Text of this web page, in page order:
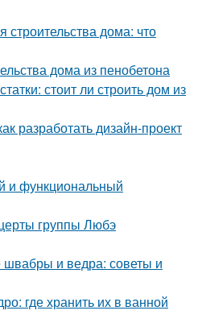
дома: что
дома из пенобетона
стоит ли строить дом из
разработать дизайн-проект
и функциональный
группы Любэ
и ведра: советы и
где хранить их в ванной